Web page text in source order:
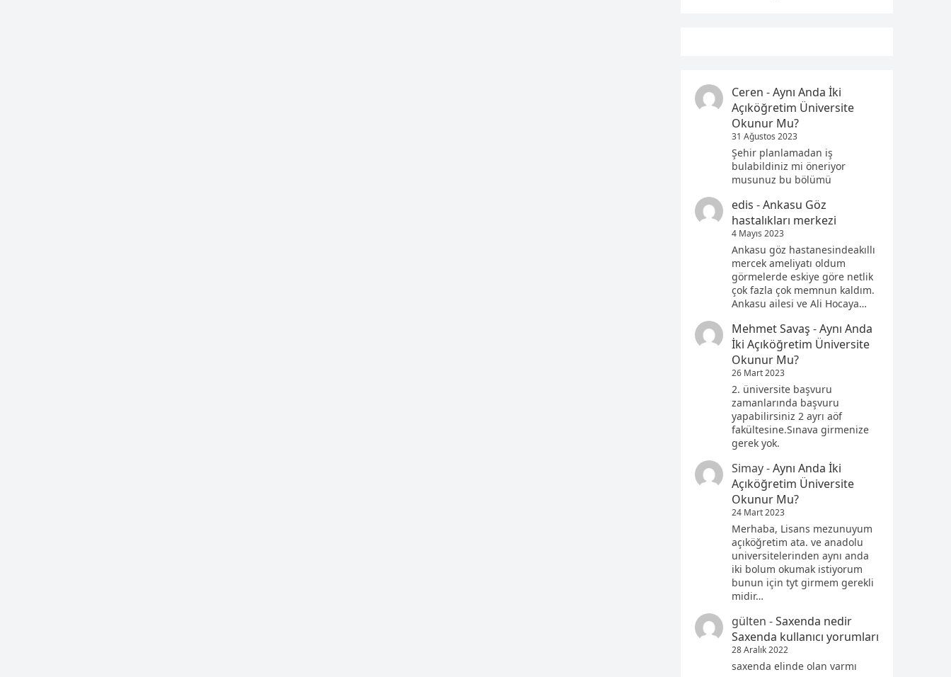
Ceren -Aynı Anda İki
Açıköğretim Üniversite
Okunur Mu?
31 Ağustos 2023
Şehir planlamadan iş
bulabildiniz mi öneriyor
musunuz bu bölümü
edis -Ankasu Göz
hastalıkları merkezi
4 Mayıs 2023
Ankasu göz hastanesindeakıllı
mercek ameliyatı oldum
görmelerde eskiye göre netlik
çok fazla çok memnun kaldım.
Ankasu ailesi ve Ali Hocaya…
Mehmet Savaş -Aynı Anda
İki Açıköğretim Üniversite
Okunur Mu?
26 Mart 2023
2. üniversite başvuru
zamanlarında başvuru
yapabilirsiniz 2 ayrı aöf
fakültesine.Sınava girmenize
gerek yok.
Simay-Aynı Anda İki
Açıköğretim Üniversite
Okunur Mu?
24 Mart 2023
Merhaba, Lisans mezunuyum
açıköğretim ata. ve anadolu
universitelerinden aynı anda
iki bolum okumak istiyorum
bunun için tyt girmem gerekli
midir…
gülten -Saxenda nedir
Saxenda kullanıcı yorumları
28 Aralık 2022
saxenda elinde olan varmı